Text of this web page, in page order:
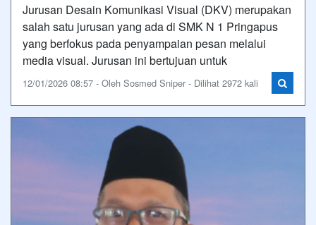
Jurusan Desain Komunikasi Visual (DKV) merupakan
salah satu jurusan yang ada di SMK N 1 Pringapus
yang berfokus pada penyampaian pesan melalui
media visual. Jurusan ini bertujuan untuk
12/01/2026 08:57 - Oleh Sosmed Sniper - Dilihat 2972 kali